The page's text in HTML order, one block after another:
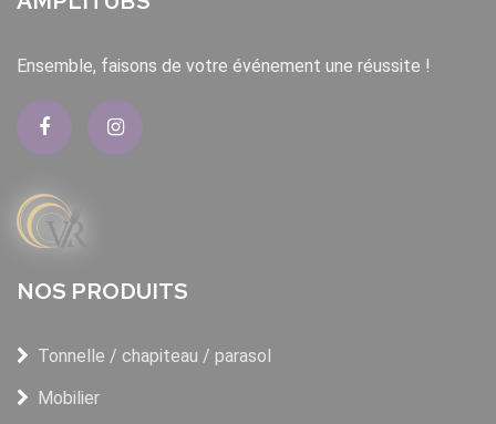
Ensemble, faisons de votre événement une réussite !
NOS PRODUITS
Tonnelle / chapiteau / parasol
Mobilier